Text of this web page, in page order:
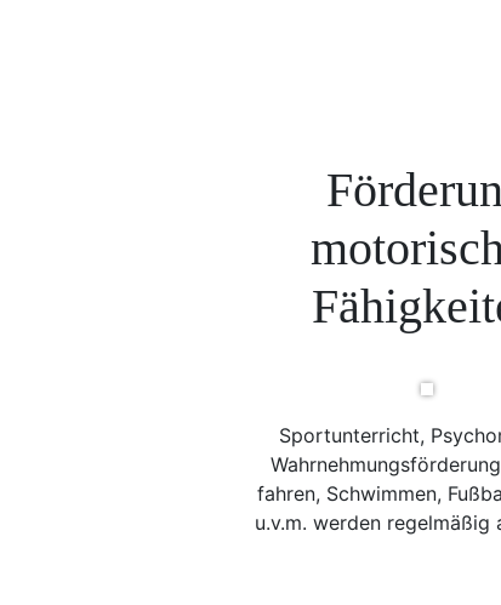
Sportunterricht,
fahren, Schwimmen,
u.v.m. werden regelmäßig